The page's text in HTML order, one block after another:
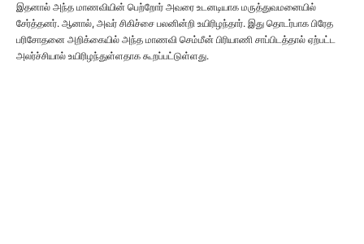
இதனால் அந்த மாணவியின் பெற்றோர் அவரை உடனடியாக மருத்துவமனையில்
சேர்த்தனர். ஆனால், அவர் சிகிச்சை பலனின்றி உயிரிழந்தார். இது தொடர்பாக பிரேத
பரிசோதனை அறிக்கையில் அந்த மாணவி செம்மீன் பிரியாணி சாப்பிடத்தால் ஏற்பட்ட
அலர்ச்சியால் உயிரிழந்துள்ளதாக கூறப்பட்டுள்ளது.